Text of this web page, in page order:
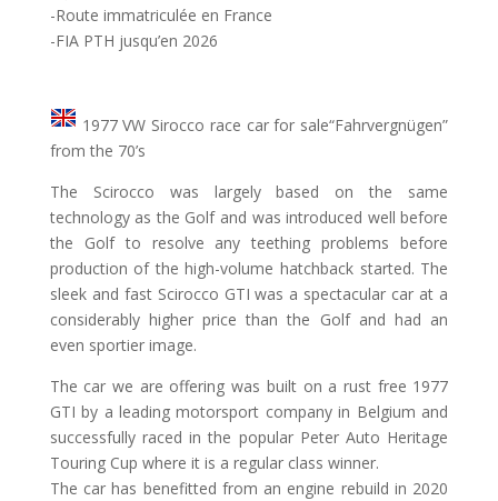
-Route immatriculée en France
-FIA PTH jusqu’en 2026
1977 VW Sirocco race car for sale“Fahrvergnügen”
from the 70’s
The Scirocco was largely based on the same
technology as the Golf and was introduced well before
the Golf to resolve any teething problems before
production of the high-volume hatchback started. The
sleek and fast Scirocco GTI was a spectacular car at a
considerably higher price than the Golf and had an
even sportier image.
The car we are offering was built on a rust free 1977
GTI by a leading motorsport company in Belgium and
successfully raced in the popular Peter Auto Heritage
Touring Cup where it is a regular class winner.
The car has benefitted from an engine rebuild in 2020